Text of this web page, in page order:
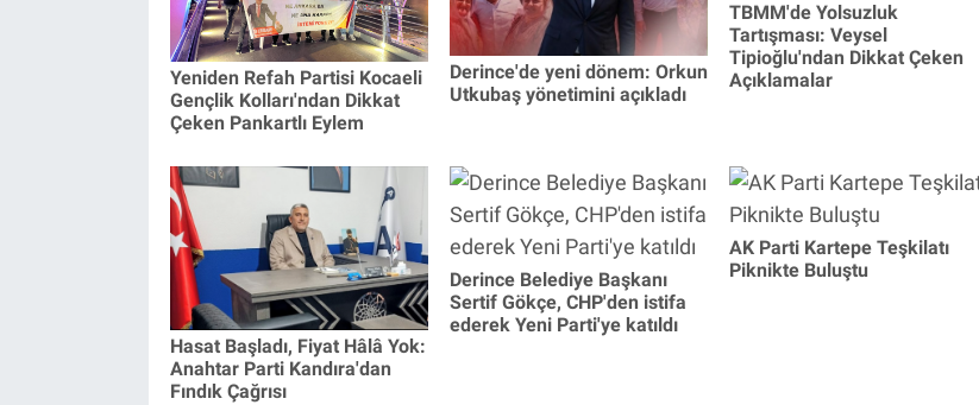
Yeniden Refah Partisi Kocaeli
Gençlik Kolları'ndan Dikkat
Çeken Pankartlı Eylem
Derince'de yeni dönem: Orkun
Utkubaş yönetimini açıkladı
TBMM'de Yolsuzluk
Tartışması: Veysel
Tipioğlu'ndan Dikkat Çeken
Açıklamalar
Hasat Başladı, Fiyat Hâlâ Yok:
Anahtar Parti Kandıra'dan
Fındık Çağrısı
Derince Belediye Başkanı
Sertif Gökçe, CHP'den istifa
ederek Yeni Parti'ye katıldı
AK Parti Kartepe Teşkilatı
Piknikte Buluştu